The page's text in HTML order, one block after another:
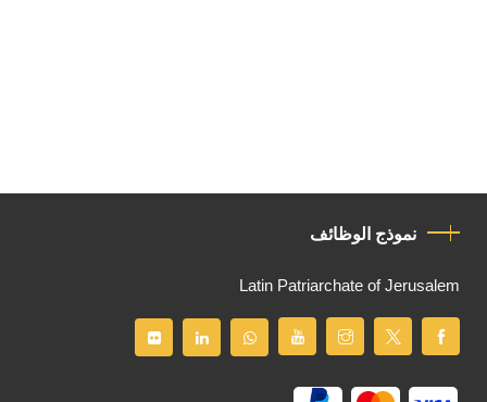
نموذج الوظائف
Latin Patriarchate of Jerusalem